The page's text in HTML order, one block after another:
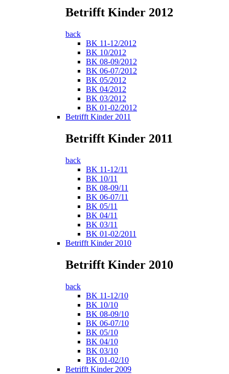
Betrifft Kinder 2012
back
BK 11-12/2012
BK 10/2012
BK 08-09/2012
BK 06-07/2012
BK 05/2012
BK 04/2012
BK 03/2012
BK 01-02/2012
Betrifft Kinder 2011
Betrifft Kinder 2011
back
BK 11-12/11
BK 10/11
BK 08-09/11
BK 06-07/11
BK 05/11
BK 04/11
BK 03/11
BK 01-02/2011
Betrifft Kinder 2010
Betrifft Kinder 2010
back
BK 11-12/10
BK 10/10
BK 08-09/10
BK 06-07/10
BK 05/10
BK 04/10
BK 03/10
BK 01-02/10
Betrifft Kinder 2009